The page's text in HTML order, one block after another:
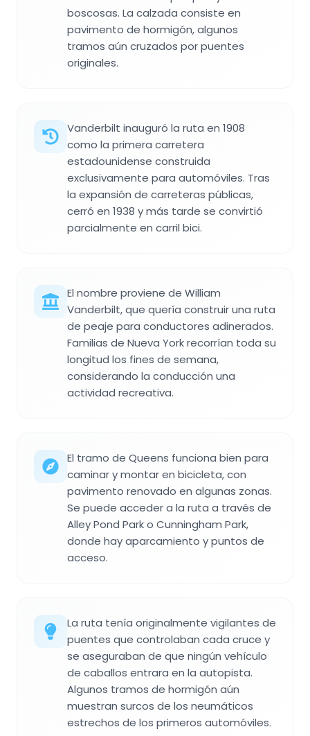
boscosas. La calzada consiste en
pavimento de hormigón, algunos
tramos aún cruzados por puentes
originales.
Vanderbilt inauguró la ruta en 1908
como la primera carretera
estadounidense construida
exclusivamente para automóviles. Tras
la expansión de carreteras públicas,
cerró en 1938 y más tarde se convirtió
parcialmente en carril bici.
El nombre proviene de William
Vanderbilt, que quería construir una ruta
de peaje para conductores adinerados.
Familias de Nueva York recorrían toda su
longitud los fines de semana,
considerando la conducción una
actividad recreativa.
El tramo de Queens funciona bien para
caminar y montar en bicicleta, con
pavimento renovado en algunas zonas.
Se puede acceder a la ruta a través de
Alley Pond Park o Cunningham Park,
donde hay aparcamiento y puntos de
acceso.
La ruta tenía originalmente vigilantes de
puentes que controlaban cada cruce y
se aseguraban de que ningún vehículo
de caballos entrara en la autopista.
Algunos tramos de hormigón aún
muestran surcos de los neumáticos
estrechos de los primeros automóviles.